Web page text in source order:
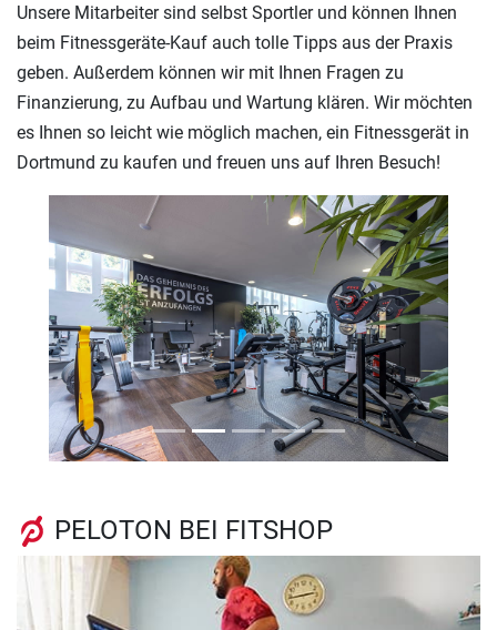
Unsere Mitarbeiter sind selbst Sportler und können Ihnen
beim Fitnessgeräte-Kauf auch tolle Tipps aus der Praxis
geben. Außerdem können wir mit Ihnen Fragen zu
Finanzierung, zu Aufbau und Wartung klären. Wir möchten
es Ihnen so leicht wie möglich machen, ein Fitnessgerät in
Dortmund zu kaufen und freuen uns auf Ihren Besuch!
Previous
PELOTON BEI FITSHOP